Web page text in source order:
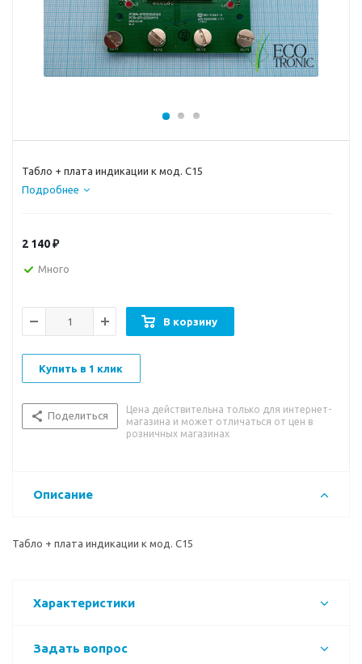
Табло + плата индикации к мод. C15
Подробнее
2 140₽
Много
В корзину
Купить в 1 клик
Поделиться
Цена действительна только для интернет-
магазина и может отличаться от цен в
розничных магазинах
Описание
Табло + плата индикации к мод. C15
Характеристики
Задать вопрос